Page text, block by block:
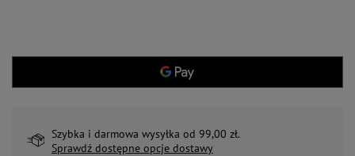
Szybka i darmowa wysyłka od 99,00 zł.
Sprawdź dostępne opcje dostawy